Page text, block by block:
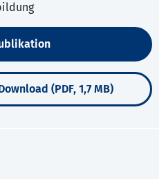
(PDF, 1,7 MB)